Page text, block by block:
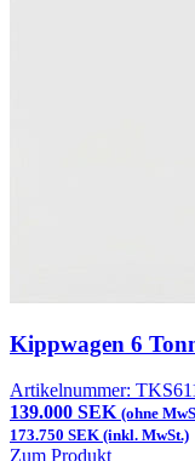
Kippwagen 6
Artikelnummer:
139.000 SEK (ohne
173.750 SEK (inkl. MwSt.)
Zum Produkt